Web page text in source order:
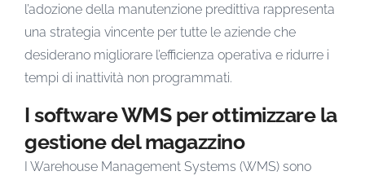
l’adozione della manutenzione predittiva rappresenta
una strategia vincente per tutte le aziende che
desiderano migliorare l’efficienza operativa e ridurre i
tempi di inattività non programmati.
I software WMS per ottimizzare la
gestione del magazzino
I Warehouse Management Systems (WMS) sono